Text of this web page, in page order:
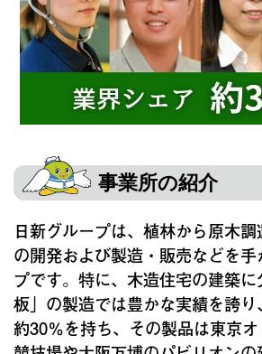
事業所の紹介
日新グループは、植林から原木
の開発および製造・販売などを
プです。特に、木造住宅の建築
板」の製造では豊かな実績を誇
約30％を持ち、その製品は東京